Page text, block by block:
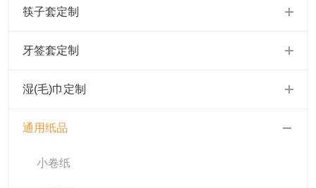
筷子套定制
牙签套定制
湿(毛)巾定制
通用纸品
小卷纸